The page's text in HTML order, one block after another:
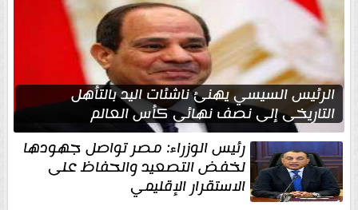
الرئيس السيسي يهنئ ناشئات اليد بالتأهل
التاريخي إلى نصف نهائي كأس العالم
رئيس الوزراء: مصر تواصل جهودها
لخفض التصعيد والحفاظ على
الاستقرار الإقليمي